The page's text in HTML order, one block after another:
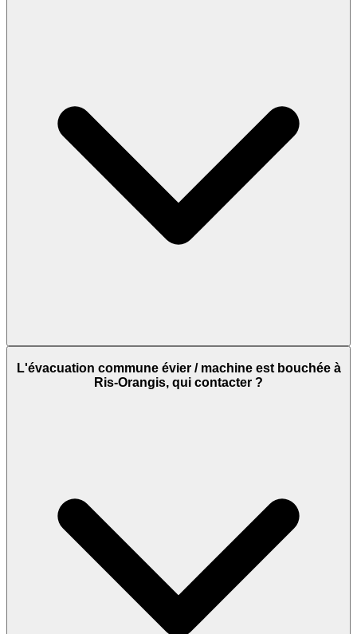
L'évacuation commune évier / machine est bouchée à
Ris-Orangis, qui contacter ?